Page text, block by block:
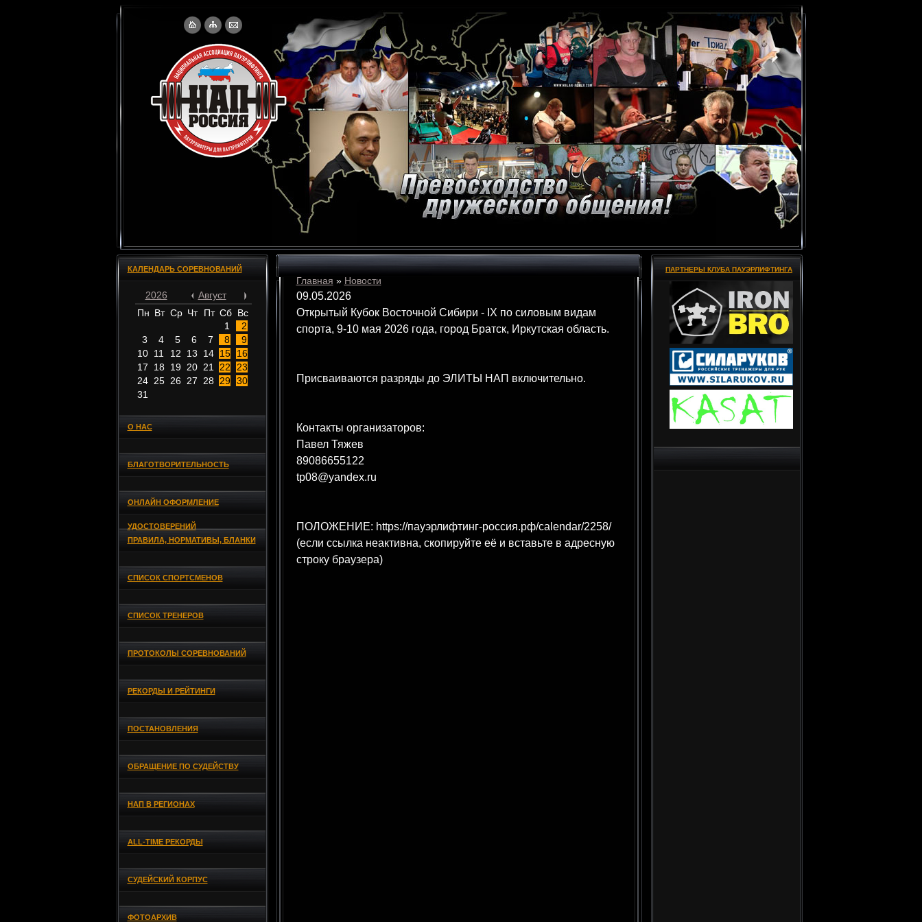
КАЛЕНДАРЬ СОРЕВНОВАНИЙ
2026
Август
Пн Вт Ср Чт Пт Сб Вс
1
2
3
4 5 6 7 8
9
10 11 12 13 14 15
16
17
18 19 20 21 22
23
24 25 26 27 28 29 30
31
О НАС
БЛАГОТВОРИТЕЛЬНОСТЬ
ОНЛАЙН ОФОРМЛЕНИЕ
УДОСТОВЕРЕНИЙ
ПРАВИЛА, НОРМАТИВЫ, БЛАНКИ
СПИСОК СПОРТСМЕНОВ
СПИСОК ТРЕНЕРОВ
ПРОТОКОЛЫ СОРЕВНОВАНИЙ
РЕКОРДЫ И РЕЙТИНГИ
ПОСТАНОВЛЕНИЯ
ОБРАЩЕНИЕ ПО СУДЕЙСТВУ
НАП В РЕГИОНАХ
ALL-TIME РЕКОРДЫ
СУДЕЙСКИЙ КОРПУС
ФОТОАРХИВ
Главная » Новости
09.05.2026
Открытый Кубок Восточной Сибири - IX по силовым видам
спорта, 9-10 мая 2026 года, город Братск, Иркутская область.
Присваиваются разряды до ЭЛИТЫ НАП включительно.
Контакты организаторов:
Павел Тяжев
89086655122
tp08@yandex.ru
ПОЛОЖЕНИЕ: https://пауэрлифтинг-россия.рф/calendar/2258/
(если ссылка неактивна, скопируйте её и вставьте в адресную
строку браузера)
ПАРТНЕРЫ КЛУБА ПАУЭРЛИФТИНГА